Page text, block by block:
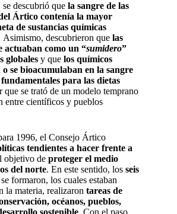
descubrió que la sangre de las
Ártico contenía la mayor
de sustancias químicas
Asimismo, descubrieron que las
actuaban como un “sumidero”
globales y que los químicos
se bioacumulaban en la sangre
fundamentales para las dietas
que se trató de un modelo temprano
entre científicos y pueblos
1996, el Consejo Ártico
tendientes a hacer frente a
objetivo de proteger el medio
del norte. En este sentido, los seis
formaron, los cuales estaban
la materia, realizaron tareas de
océanos, pueblos,